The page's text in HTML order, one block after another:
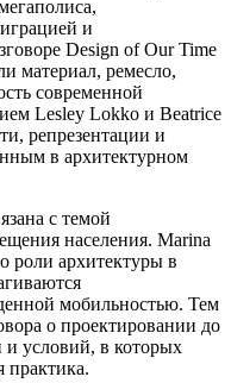
и
Design of Our Time
материал, ремесло,
современной
Lesley Lokko и Beatrice
репрезентации и
в архитектурном
с темой
населения. Marina
роли архитектуры в
мобильностью. Тем
о проектировании до
и условий, в которых
практика.